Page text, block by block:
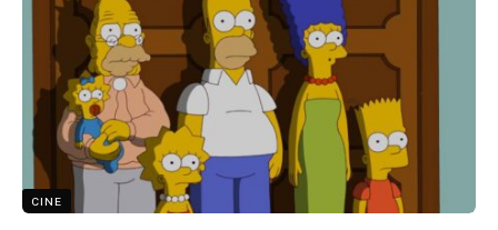
CINE